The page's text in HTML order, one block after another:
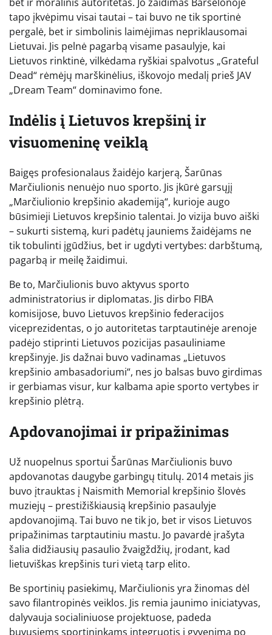
tapo įkvėpimu visai tautai – tai buvo ne tik sportinė
pergalė, bet ir simbolinis laimėjimas nepriklausomai
Lietuvai. Jis pelnė pagarbą visame pasaulyje, kai
Lietuvos rinktinė, vilkėdama ryškiai spalvotus „Grateful
Dead“ rėmėjų marškinėlius, iškovojo medalį prieš JAV
„Dream Team“ dominavimo fone.
Indėlis į Lietuvos krepšinį ir
visuomeninę veiklą
Baigęs profesionalaus žaidėjo karjerą, Šarūnas
Marčiulionis nenuėjo nuo sporto. Jis įkūrė garsųjį
„Marčiulionio krepšinio akademiją“, kurioje augo
būsimieji Lietuvos krepšinio talentai. Jo vizija buvo aiški
– sukurti sistemą, kuri padėtų jauniems žaidėjams ne
tik tobulinti įgūdžius, bet ir ugdyti vertybes: darbštumą,
pagarbą ir meilę žaidimui.
Be to, Marčiulionis buvo aktyvus sporto
administratorius ir diplomatas. Jis dirbo FIBA
komisijose, buvo Lietuvos krepšinio federacijos
viceprezidentas, o jo autoritetas tarptautinėje arenoje
padėjo stiprinti Lietuvos pozicijas pasauliniame
krepšinyje. Jis dažnai buvo vadinamas „Lietuvos
krepšinio ambasadoriumi“, nes jo balsas buvo girdimas
ir gerbiamas visur, kur kalbama apie sporto vertybes ir
krepšinio plėtrą.
Apdovanojimai ir pripažinimas
Už nuopelnus sportui Šarūnas Marčiulionis buvo
apdovanotas daugybe garbingų titulų. 2014 metais jis
buvo įtrauktas į Naismith Memorial krepšinio šlovės
muziejų – prestižiškiausią krepšinio pasaulyje
apdovanojimą. Tai buvo ne tik jo, bet ir visos Lietuvos
pripažinimas tarptautiniu mastu. Jo pavardė įrašyta
šalia didžiausių pasaulio žvaigždžių, įrodant, kad
lietuviškas krepšinis turi vietą tarp elito.
Be sportinių pasiekimų, Marčiulionis yra žinomas dėl
savo filantropinės veiklos. Jis remia jaunimo iniciatyvas,
dalyvauja socialiniuose projektuose, padeda
buvusiems sportininkams integruotis į gyvenimą po